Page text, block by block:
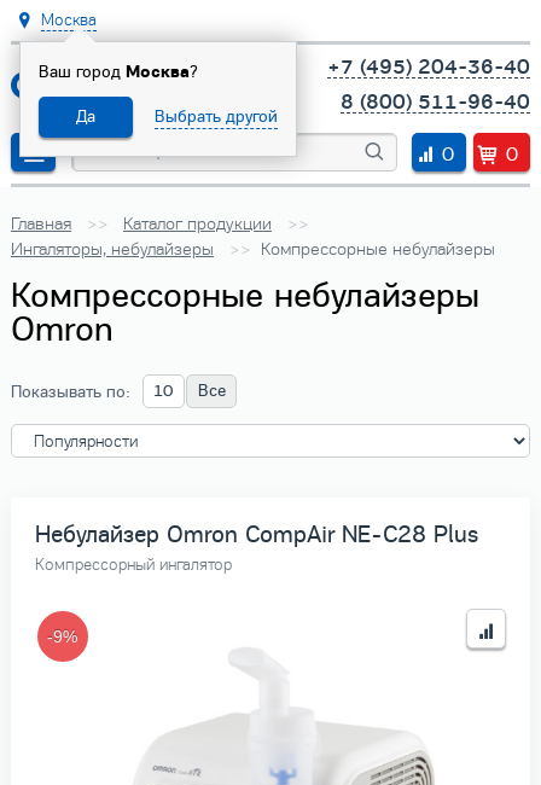
Москва
Ваш город Москва?
Да Выбрать другой
+7 (495) 204-36-40
8 (800) 511-96-40
0
0
Главная
Каталог продукции
Ингаляторы, небулайзеры
Компрессорные небулайзеры
Компрессорные небулайзеры
Omron
Показывать по: 10 Все
Небулайзер Omron CompAir NE-C28 Plus
Компрессорный ингалятор
-9%